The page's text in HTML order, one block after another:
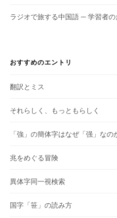
ラジオで旅する中国語 ─ 学習者の
おすすめのエントリ
翻訳とミス
それらしく、もっともらしく
「強」の簡体字はなぜ「强」なの
兆をめぐる冒険
異体字同一視検索
国字「笹」の読み方